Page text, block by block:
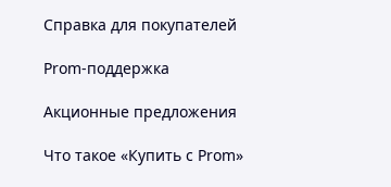
Справка для покупателей
Prom-поддержка
Акционные предложения
Что такое «Купить с Prom»